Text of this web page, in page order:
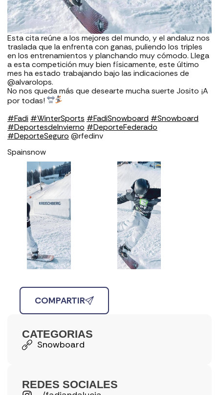
Esta cita reúne a los mejores del mundo, y el andaluz nos
traslada que la enfrenta con ganas, puliendo los triples
en los entrenamientos y planchando muy cómodo. Llega
a esta competición muy bien físicamente, este último
mes ha estado trabajando bajo las indicaciones de
@alvarolops.
No nos queda más que desearte mucha suerte Josito ¡A
por todas!
#Fadi #WinterSports #FadiSnowboard #Snowboard
#DeportesdeInvierno #DeporteFederado
#DeporteSeguro @rfedinv
Spainsnow
COMPARTIR
CATEGORIAS
Snowboard
REDES SOCIALES